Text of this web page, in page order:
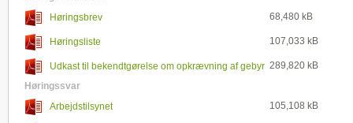
Høringsbrev
68,480 kB
Høringsliste 107,033 kB
Udkast til bekendtgørelse om opkrævning af gebyr
for Sundhedsstyrelsens ...
289,820 kB
Høringssvar
Arbejdstilsynet
105,108 kB